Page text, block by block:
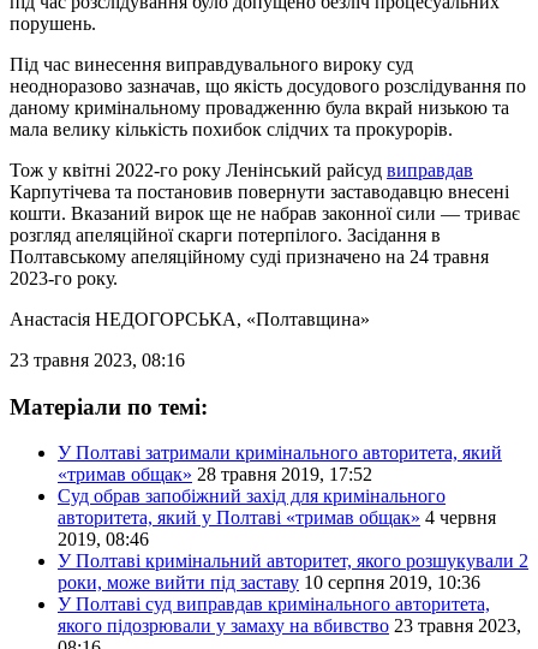
порушень.
Під час винесення виправдувального вироку суд
неодноразово зазначав, що якість досудового розслідування по
даному кримінальному провадженню була вкрай низькою та
мала велику кількість похибок слідчих та прокурорів.
Тож у квітні 2022-го року Ленінський райсуд виправдав
Карпутічева та постановив повернути заставодавцю внесені
кошти. Вказаний вирок ще не набрав законної сили — триває
розгляд апеляційної скарги потерпілого. Засідання в
Полтавському апеляційному суді призначено на 24 травня
2023-го року.
Анастасія НЕДОГОРСЬКА, «Полтавщина»
23 травня 2023, 08:16
Матеріали по темі:
У Полтаві затримали кримінального авторитета, який
«тримав общак» 28 травня 2019, 17:52
Суд обрав запобіжний захід для кримінального
авторитета, який у Полтаві «тримав общак» 4 червня
2019, 08:46
У Полтаві кримінальний авторитет, якого розшукували 2
роки, може вийти під заставу 10 серпня 2019, 10:36
У Полтаві суд виправдав кримінального авторитета,
якого підозрювали у замаху на вбивство 23 травня 2023,